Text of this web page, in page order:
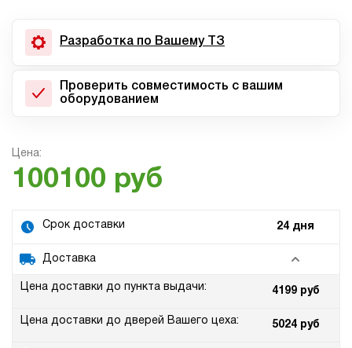
Разработка по Вашему ТЗ
Проверить совместимость с вашим
оборудованием
Цена:
100100 руб
Срок доставки 24 дня
Доставка
Цена доставки до пункта выдачи: 4199 руб
Цена доставки до дверей Вашего цеха: 5024 руб